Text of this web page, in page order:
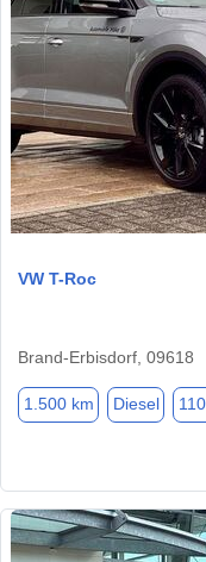
VW T-Roc
Brand-Erbisdorf, 09618
1.500 km Diesel